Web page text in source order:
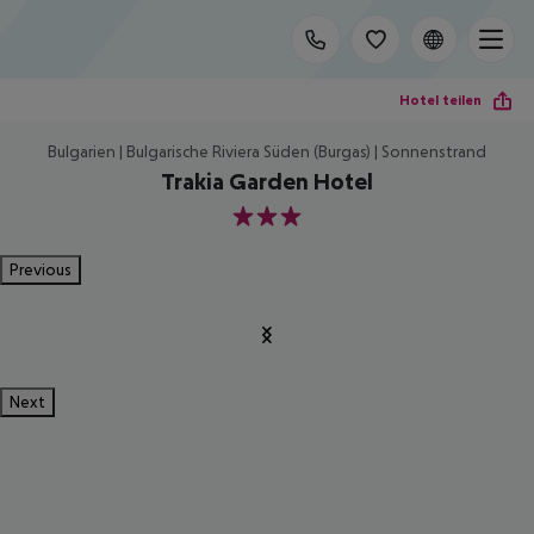
Hotel teilen
Bulgarien | Bulgarische Riviera Süden (Burgas) | Sonnenstrand
Trakia Garden Hotel
3
Previous
Next